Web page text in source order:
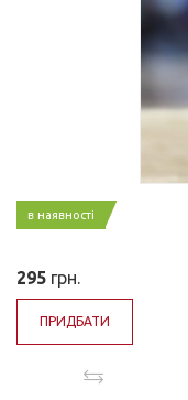
в наявності
295 грн.
ПРИДБАТИ